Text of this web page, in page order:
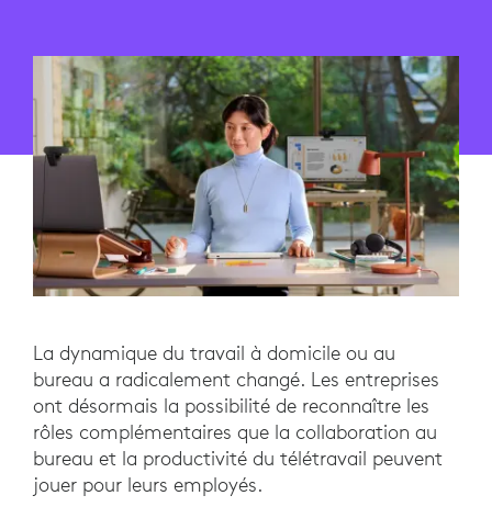
PAS
La dynamique du travail à domicile ou au
bureau a radicalement changé. Les entreprises
ont désormais la possibilité de reconnaître les
rôles complémentaires que la collaboration au
bureau et la productivité du télétravail peuvent
jouer pour leurs employés.